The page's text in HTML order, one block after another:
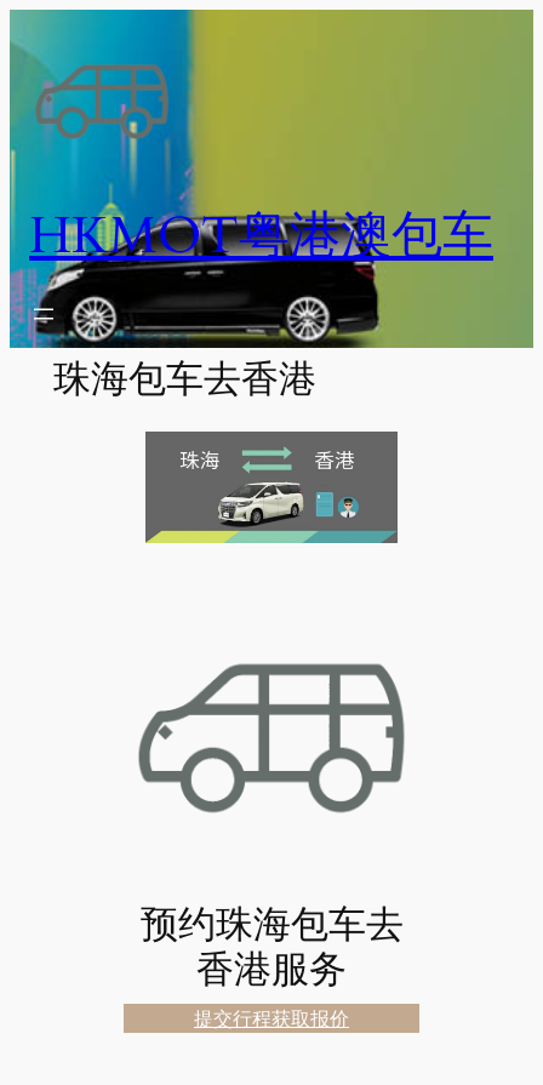
至
HKMOT粤港澳包车
珠海包车去香港
预约珠海包车去
香港服务
提交行程获取报价